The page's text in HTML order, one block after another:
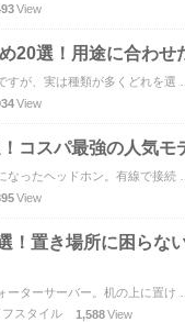
View
20選！用途に合わせ
すが、実は種類が多くどれを選 …
View
コスパ最強の人気モ
なったヘッドホン。有線で接続 …
View
！置き場所に困らな
ーターサーバー。机の上に置け …
フスタイル 1,588View